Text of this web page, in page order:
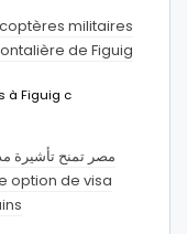
militaires
de Figuig
à Figuig c
مصر تمنح تأشيرة
option de visa